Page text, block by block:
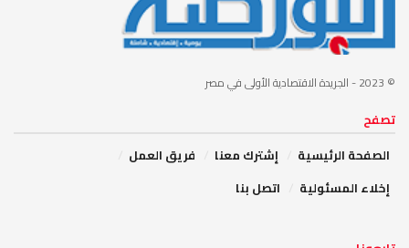
© 2023 - الجريدة الاقتصادية الأولى في مصر
تصفح
الصفحة الرئيسية
إشترك معنا
فريق العمل
إخلاء المسئولية
اتصل بنا